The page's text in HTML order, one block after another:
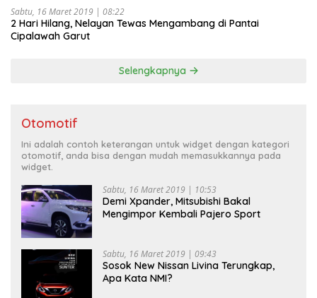
Sabtu, 16 Maret 2019 | 08:22
2 Hari Hilang, Nelayan Tewas Mengambang di Pantai
Cipalawah Garut
Selengkapnya
Otomotif
Ini adalah contoh keterangan untuk widget dengan kategori
otomotif, anda bisa dengan mudah memasukkannya pada
widget.
Sabtu, 16 Maret 2019 | 10:53
Demi Xpander, Mitsubishi Bakal
Mengimpor Kembali Pajero Sport
Sabtu, 16 Maret 2019 | 09:43
Sosok New Nissan Livina Terungkap,
Apa Kata NMI?